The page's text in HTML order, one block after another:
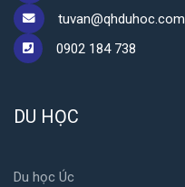
tuvan@qhduhoc.com
0902 184 738
DU HỌC
Du học Úc